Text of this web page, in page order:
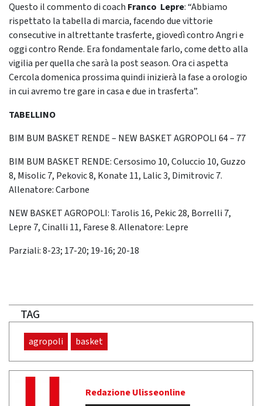
Questo il commento di coach Franco Lepre: “Abbiamo
rispettato la tabella di marcia, facendo due vittorie
consecutive in altrettante trasferte, giovedì contro Angri e
oggi contro Rende. Era fondamentale farlo, come detto alla
vigilia per quella che sarà la post season. Ora ci aspetta
Cercola domenica prossima quindi inizierà la fase a orologio
in cui avremo tre gare in casa e due in trasferta”.
TABELLINO
BIM BUM BASKET RENDE – NEW BASKET AGROPOLI 64 – 77
BIM BUM BASKET RENDE: Cersosimo 10, Coluccio 10, Guzzo
8, Misolic 7, Pekovic 8, Konate 11, Lalic 3, Dimitrovic 7.
Allenatore: Carbone
NEW BASKET AGROPOLI: Tarolis 16, Pekic 28, Borrelli 7,
Lepre 7, Cinalli 11, Farese 8. Allenatore: Lepre
Parziali: 8-23; 17-20; 19-16; 20-18
TAG
agropoli basket
Redazione Ulisseonline